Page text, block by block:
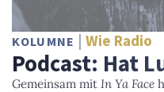
KOLUMNE Wie Radio
Podcast: Hat
Gemeinsam mit In Ya Face